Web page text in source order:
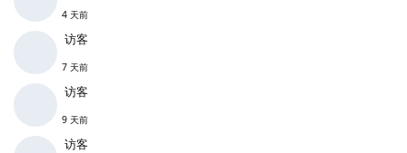
4 天前
访客
7 天前
访客
9 天前
访客